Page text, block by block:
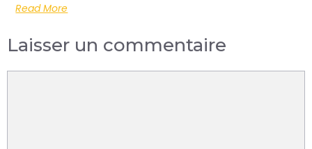
Read More
Laisser un commentaire